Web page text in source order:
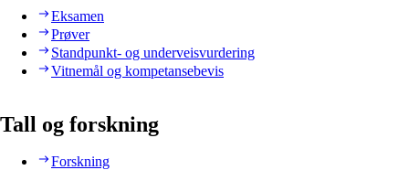
Eksamen
Prøver
Standpunkt- og underveisvurdering
Vitnemål og kompetansebevis
Tall og forskning
Forskning